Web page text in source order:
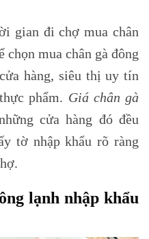
gian đi chợ mua chân
chọn mua chân gà đông
hàng, siêu thị uy tín
phẩm. Giá chân gà
cửa hàng đó đều
tờ nhập khẩu rõ ràng
lạnh nhập khẩu